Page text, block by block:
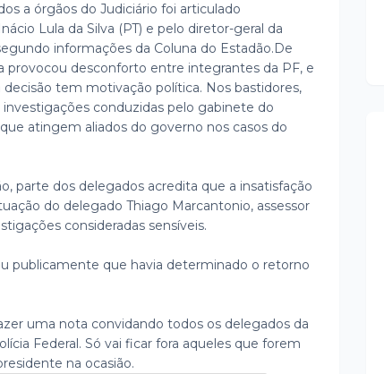
a órgãos do Judiciário foi articulado
Lula da Silva (PT) e pelo diretor-geral da
informações da Coluna do Estadão. De
provocou desconforto entre integrantes da PF, e
decisão tem motivação política. Nos bastidores,
conduzidas pelo gabinete do
atingem aliados do governo nos casos do
parte dos delegados acredita que a insatisfação
do delegado Thiago Marcantonio, assessor
consideradas sensíveis.
publicamente que havia determinado o retorno
uma nota convidando todos os delegados da
Federal. Só vai ficar fora aqueles que forem
na ocasião.